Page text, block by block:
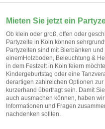
Mieten Sie jetzt ein
Ob klein oder groß, offen oder
Partyzelte in Köln können
Partyzelten sind mit Bierbänken
einemHolzboden, Beleuchtung &
in dem Festzelt in Köln feiern
Kindergeburtstag oder eine
derartigen zahlreichen Optionen
kurzerhand überfragt sein. Damit
auch ausmachen können, haben
Informationen und Fragen
nachdenken sollten.